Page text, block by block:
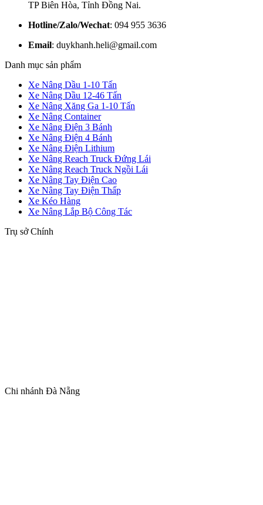
TP Biên Hòa, Tỉnh Đồng Nai.
Hotline/Zalo/Wechat: 094 955 3636
Email: duykhanh.heli@gmail.com
Danh mục sản phẩm
Xe Nâng Dầu 1-10 Tấn
Xe Nâng Dầu 12-46 Tấn
Xe Nâng Xăng Ga 1-10 Tấn
Xe Nâng Container
Xe Nâng Điện 3 Bánh
Xe Nâng Điện 4 Bánh
Xe Nâng Điện Lithium
Xe Nâng Reach Truck Đứng Lái
Xe Nâng Reach Truck Ngồi Lái
Xe Nâng Tay Điện Cao
Xe Nâng Tay Điện Thấp
Xe Kéo Hàng
Xe Nâng Lắp Bộ Công Tác
Trụ sở Chính
Chi nhánh Đà Nẵng